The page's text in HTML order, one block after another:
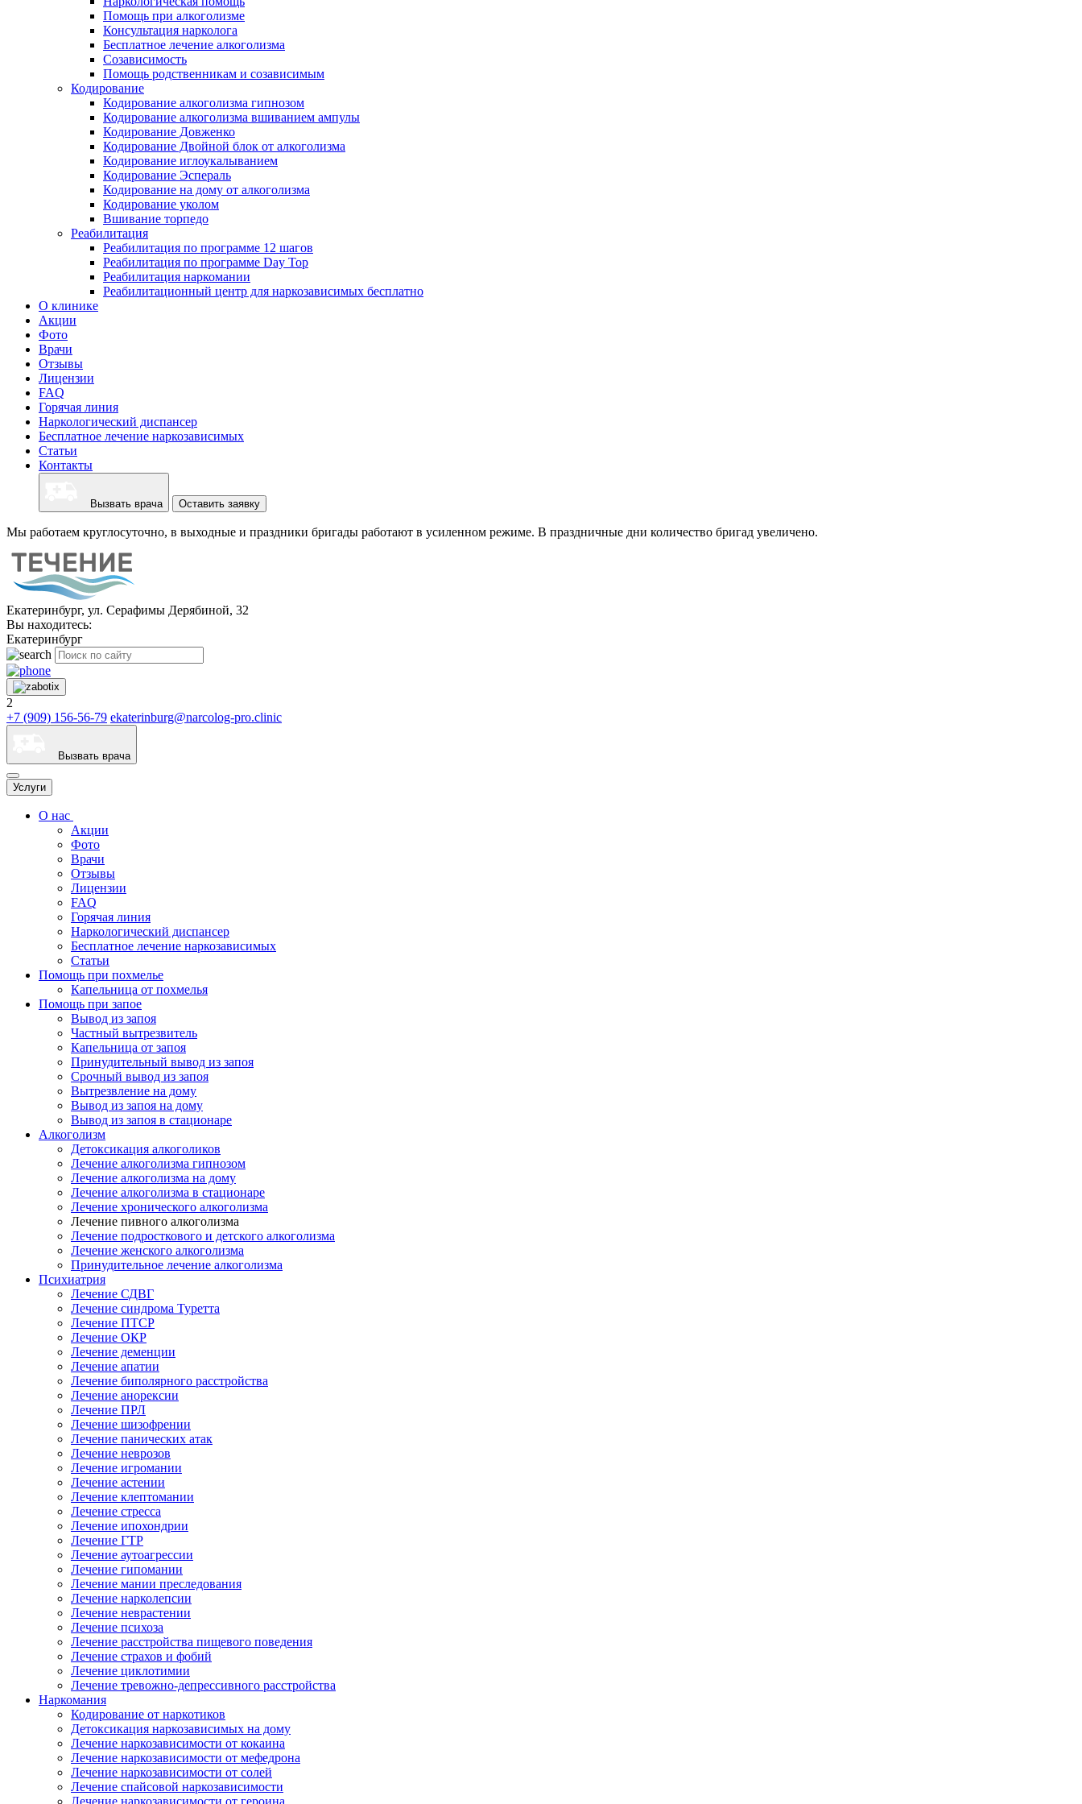
Помощь при алкоголизме
Консультация нарколога
Бесплатное лечение алкоголизма
Созависимость
Помощь родственникам и созависимым
Кодирование
Кодирование алкоголизма гипнозом
Кодирование алкоголизма вшиванием ампулы
Кодирование Довженко
Кодирование Двойной блок от алкоголизма
Кодирование иглоукалыванием
Кодирование Эспераль
Кодирование на дому от алкоголизма
Кодирование уколом
Вшивание торпедо
Реабилитация
Реабилитация по программе 12 шагов
Реабилитация по программе Day Top
Реабилитация наркомании
Реабилитационный центр для наркозависимых бесплатно
О клинике
Акции
Фото
Врачи
Отзывы
Лицензии
FAQ
Горячая линия
Наркологический диспансер
Бесплатное лечение наркозависимых
Статьи
Контакты
Вызвать врача Оставить заявку
Мы работаем круглосуточно, в выходные и праздники бригады работают в усиленном режиме. В праздничные дни количество бригад увеличено.
Екатеринбург, ул. Серафимы Дерябиной, 32
Вы находитесь:
Екатеринбург
2
+7 (909) 156-56-79 ekaterinburg@narcolog-pro.clinic
Вызвать врача
Услуги
О нас
Акции
Фото
Врачи
Отзывы
Лицензии
FAQ
Горячая линия
Наркологический диспансер
Бесплатное лечение наркозависимых
Статьи
Помощь при похмелье
Капельница от похмелья
Помощь при запое
Вывод из запоя
Частный вытрезвитель
Капельница от запоя
Принудительный вывод из запоя
Срочный вывод из запоя
Вытрезвление на дому
Вывод из запоя на дому
Вывод из запоя в стационаре
Алкоголизм
Детоксикация алкоголиков
Лечение алкоголизма гипнозом
Лечение алкоголизма на дому
Лечение алкоголизма в стационаре
Лечение хронического алкоголизма
Лечение пивного алкоголизма
Лечение подросткового и детского алкоголизма
Лечение женского алкоголизма
Принудительное лечение алкоголизма
Психиатрия
Лечение СДВГ
Лечение синдрома Туретта
Лечение ПТСР
Лечение ОКР
Лечение деменции
Лечение апатии
Лечение биполярного расстройства
Лечение анорексии
Лечение ПРЛ
Лечение шизофрении
Лечение панических атак
Лечение неврозов
Лечение игромании
Лечение астении
Лечение клептомании
Лечение стресса
Лечение ипохондрии
Лечение ГТР
Лечение аутоагрессии
Лечение гипомании
Лечение мании преследования
Лечение нарколепсии
Лечение неврастении
Лечение психоза
Лечение расстройства пищевого поведения
Лечение страхов и фобий
Лечение циклотимии
Лечение тревожно-депрессивного расстройства
Наркомания
Кодирование от наркотиков
Детоксикация наркозависимых на дому
Лечение наркозависимости от кокаина
Лечение наркозависимости от мефедрона
Лечение наркозависимости от солей
Лечение спайсовой наркозависимости
Лечение наркозависимости от героина